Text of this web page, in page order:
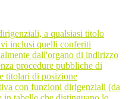
a qualsiasi titolo
inclusi quelli conferiti
dall'organo di indirizzo
procedure pubbliche di
titolari di posizione
con funzioni dirigenziali (da